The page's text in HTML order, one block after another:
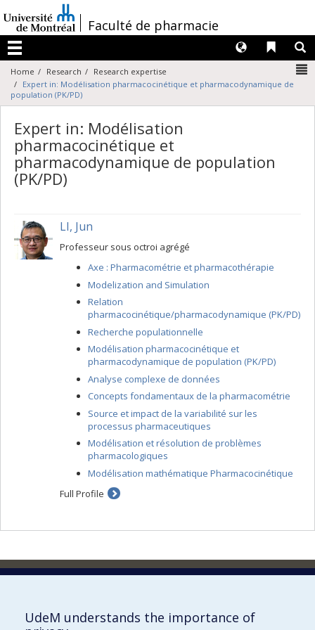
au
contenu
/Faculté de pharmacie
Menu
Liens
Langues
Home Research
Research expertise
Expert in: Modélisation pharmacocinétique et pharmacodynamique de
population (PK/PD)
Expert in: Modélisation
pharmacocinétique et
pharmacodynamique de population
(PK/PD)
LI, Jun
Professeur sous octroi agrégé
Axe : Pharmacométrie et pharmacothérapie
Modelization and Simulation
Relation
pharmacocinétique/pharmacodynamique (PK/PD)
Recherche populationnelle
Modélisation pharmacocinétique et
pharmacodynamique de population (PK/PD)
Analyse complexe de données
Concepts fondamentaux de la pharmacométrie
Source et impact de la variabilité sur les
processus pharmaceutiques
Modélisation et résolution de problèmes
pharmacologiques
Modélisation mathématique Pharmacocinétique
Full Profile
Faculty of Pharmacy
2940, chemin de Polytechnique,
Montréal, Québec H3T 1J4
UdeM understands the importance of